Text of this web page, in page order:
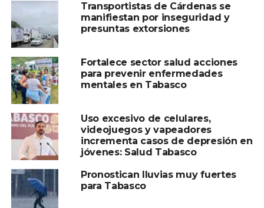
TEMAS RELACIONADOS:
A CONTINUACIÓN
Se reducen a la mitad las hectáreas
afectadas por incendios en Tabasco este
2024: CONAFOR
NO TE PIERDAS
El exgobernador Tomás Yarrington fue
liberado de prisión en E.U.
Transportistas de Cárdenas se
manifiestan por inseguridad y
presuntas extorsiones
Fortalece sector salud acciones
para prevenir enfermedades
mentales en Tabasco
Uso excesivo de celulares,
videojuegos y vapeadores
incrementa casos de depresión en
jóvenes: Salud Tabasco
Pronostican lluvias muy fuertes
para Tabasco